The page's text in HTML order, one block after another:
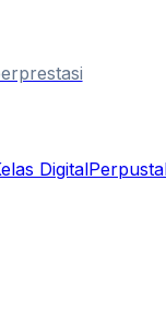
Digital